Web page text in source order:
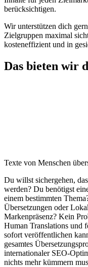
berücksichtigen.
Wir unterstützen dich
Zielgruppen maximal
kosteneffizient und in
Das bieten wir
Texte von Menschen
Du willst sichergehen,
werden? Du benötigst
einem bestimmten
Übersetzungen oder
Markenpräsenz? Kein
Human Translations und
sofort veröffentlichen
gesamtes
internationaler SEO-
nichts mehr kümmern